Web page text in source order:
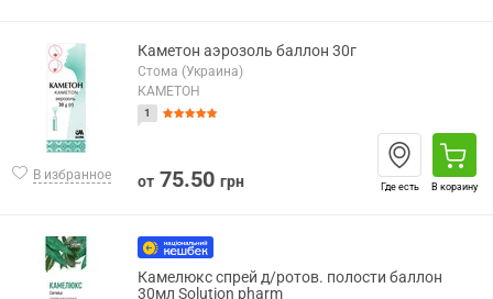
В избранное
Каметон аэрозоль баллон 30г
Стома (Украина)
КАМЕТОН
1
от 75.50 грн Где есть В корзину
Камелюкс спрей д/ротов. полости баллон
30мл Solution pharm